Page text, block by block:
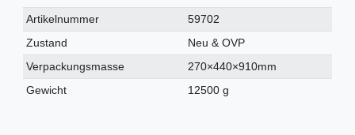
Technisches
Merkmal
Wert
Artikelnummer
59702
Zustand
Neu & OVP
Verpackungsmasse
270×440×910mm
Gewicht
12500 g